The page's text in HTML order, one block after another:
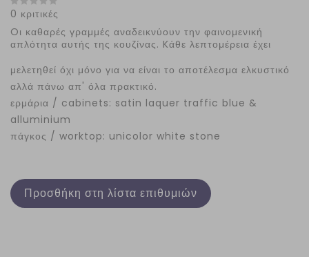
0 κριτικές
Oι καθαρές γραμμές αναδεικνύουν την φαινομενική
απλότητα αυτής της κουζίνας. Kάθε λεπτομέρεια έχει
μελετηθεί όχι μόνο για να είναι το αποτέλεσμα ελκυστικό
αλλά πάνω απ' όλα πρακτικό.
ερμάρια / cabinets: satin laquer traffic blue &
alluminium
πάγκος / worktop: unicolor white stone
Προσθήκη στη λίστα επιθυμιών